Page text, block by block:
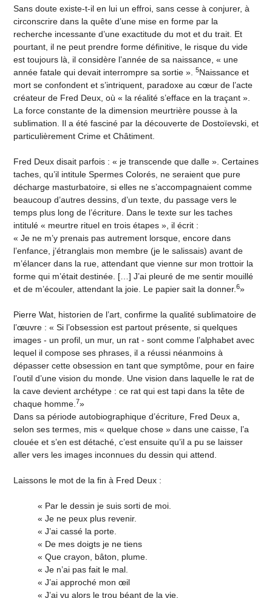
Sans doute existe-t-il en lui un effroi, sans cesse à conjurer, à
circonscrire dans la quête d’une mise en forme par la
recherche incessante d’une exactitude du mot et du trait. Et
pourtant, il ne peut prendre forme définitive, le risque du vide
est toujours là, il considère l’année de sa naissance, « une
année fatale qui devait interrompre sa sortie ».
5Naissance et
mort se confondent et s’intriquent, paradoxe au cœur de l’acte
créateur de Fred Deux, où « la réalité s’efface en la traçant ».
La force constante de la dimension meurtrière pousse à la
sublimation. Il a été fasciné par la découverte de Dostoïevski, et
particulièrement Crime et Châtiment.
Fred Deux disait parfois : « je transcende que dalle ». Certaines
taches, qu’il intitule Spermes Colorés, ne seraient que pure
décharge masturbatoire, si elles ne s’accompagnaient comme
beaucoup d’autres dessins, d’un texte, du passage vers le
temps plus long de l’écriture. Dans le texte sur les taches
intitulé « meurtre rituel en trois étapes », il écrit :
« Je ne m’y prenais pas autrement lorsque, encore dans
l’enfance, j’étranglais mon membre (je le salissais) avant de
m’élancer dans la rue, attendant que vienne sur mon trottoir la
forme qui m’était destinée. […] J’ai pleuré de me sentir mouillé
et de m’écouler, attendant la joie. Le papier sait la donner. 6»
Pierre Wat, historien de l’art, confirme la qualité sublimatoire de
l’œuvre : « Si l’obsession est partout présente, si quelques
images - un profil, un mur, un rat - sont comme l’alphabet avec
lequel il compose ses phrases, il a réussi néanmoins à
dépasser cette obsession en tant que symptôme, pour en faire
l’outil d’une vision du monde. Une vision dans laquelle le rat de
la cave devient archétype : ce rat qui est tapi dans la tête de
chaque homme. 7»
Dans sa période autobiographique d’écriture, Fred Deux a,
selon ses termes, mis « quelque chose » dans une caisse, l’a
clouée et s’en est détaché, c’est ensuite qu’il a pu se laisser
aller vers les images inconnues du dessin qui attend.
Laissons le mot de la fin à Fred Deux :
« Par le dessin je suis sorti de moi.
« Je ne peux plus revenir.
« J’ai cassé la porte.
« De mes doigts je ne tiens
« Que crayon, bâton, plume.
« Je n’ai pas fait le mal.
« J’ai approché mon œil
« J’ai vu alors le trou béant de la vie,